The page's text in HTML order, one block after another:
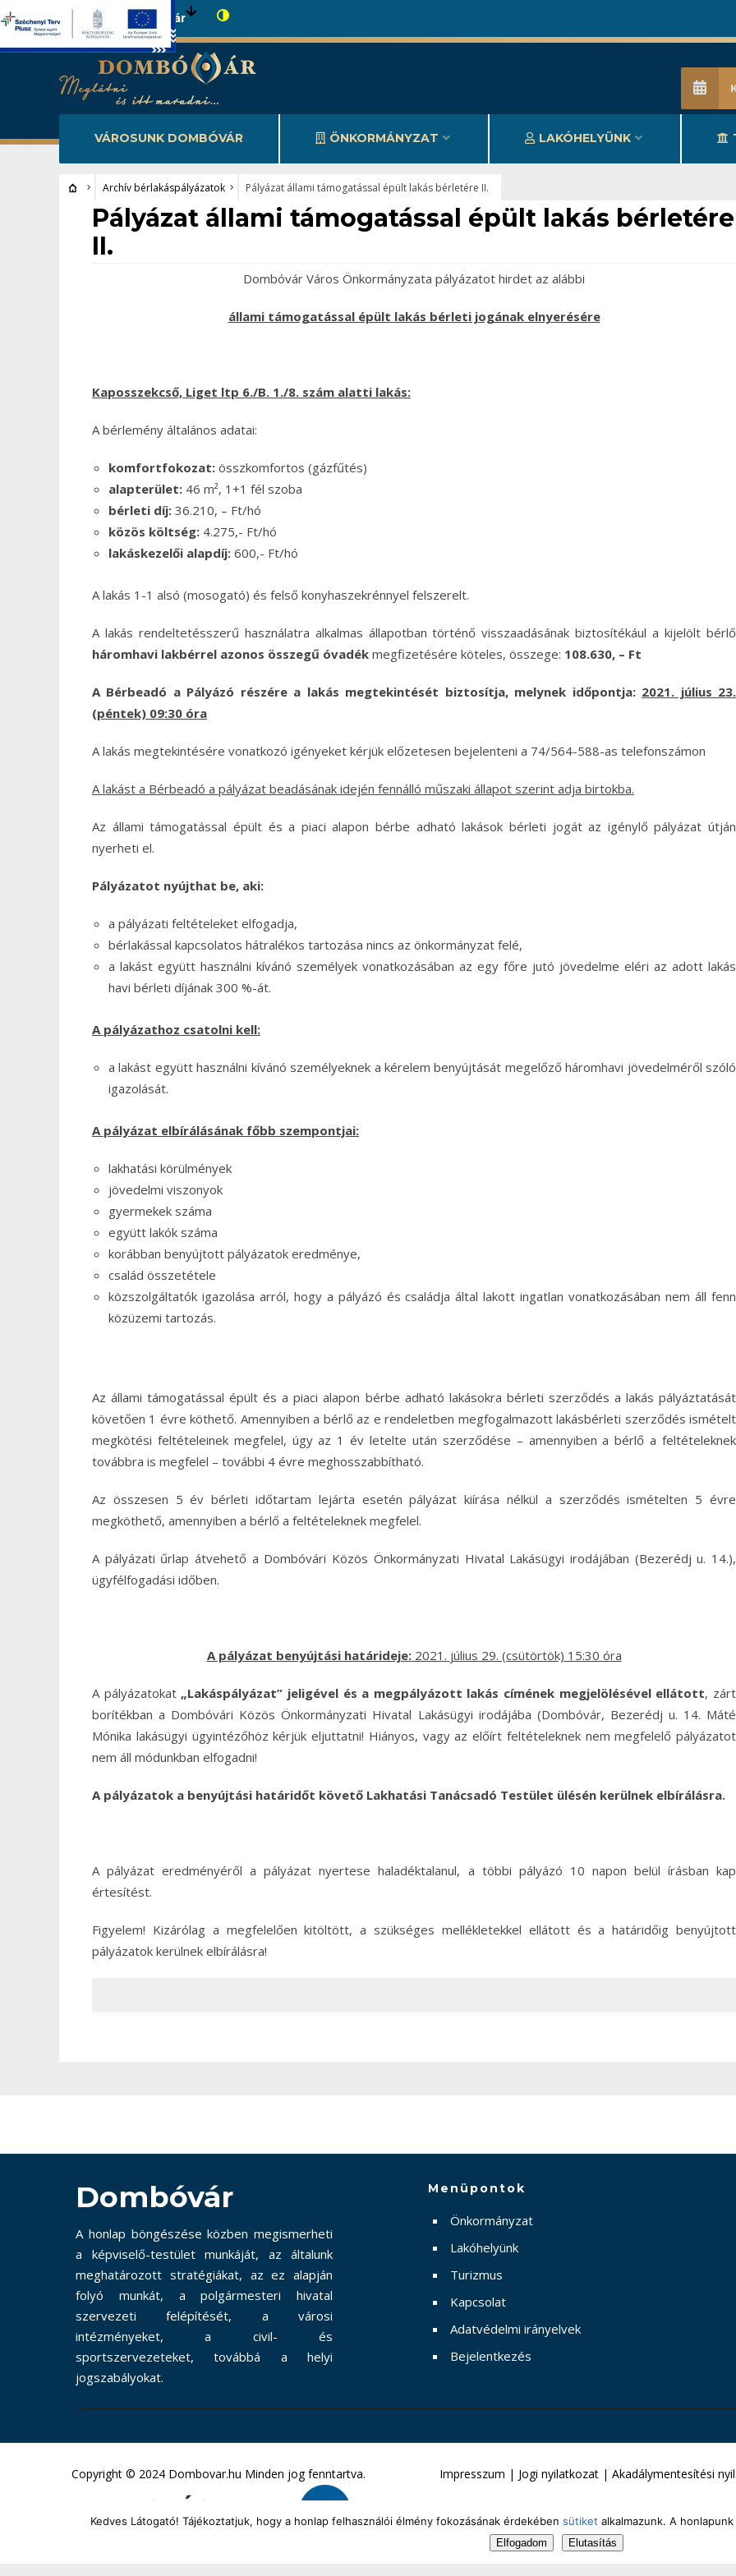
Városunk Dombóvár
VÁROSUNK DOMBÓVÁR ÖNKORMÁNYZAT LAKÓHELYÜNK
Archív bérlakáspályázatok Pályázat állami támogatással épült lakás bérletére II.
Archív bérlakáspályázatok
Pályázat állami támogatással épült lakás bérletére
II.
Dombóvár Város Önkormányzata pályázatot hirdet az alábbi
állami támogatással épült lakás bérleti jogának elnyerésére
Kaposszekcső, Liget ltp 6./B. 1./8. szám alatti lakás:
A bérlemény általános adatai:
komfortfokozat: összkomfortos (gázfűtés)
alapterület: 46 m², 1+1 fél szoba
bérleti díj: 36.210, – Ft/hó
közös költség: 4.275,- Ft/hó
lakáskezelői alapdíj: 600,- Ft/hó
A lakás 1-1 alsó (mosogató) és felső konyhaszekrénnyel felszerelt.
A lakás rendeltetésszerű használatra alkalmas állapotban történő visszaadásának biztosítékául a kijelölt bérlő
háromhavi lakbérrel azonos összegű óvadék megfizetésére köteles, összege: 108.630, – Ft
A Bérbeadó a Pályázó részére a lakás megtekintését biztosítja, melynek időpontja: 2021. július 23.
(péntek) 09:30 óra
A lakás megtekintésére vonatkozó igényeket kérjük előzetesen bejelenteni a 74/564-588-as telefonszámon
A lakást a Bérbeadó a pályázat beadásának idején fennálló műszaki állapot szerint adja birtokba.
Az állami támogatással épült és a piaci alapon bérbe adható lakások bérleti jogát az igénylő pályázat útján
nyerheti el.
Pályázatot nyújthat be, aki:
a pályázati feltételeket elfogadja,
bérlakással kapcsolatos hátralékos tartozása nincs az önkormányzat felé,
a lakást együtt használni kívánó személyek vonatkozásában az egy főre jutó jövedelme eléri az adott lakás
havi bérleti díjának 300 %-át.
A pályázathoz csatolni kell:
a lakást együtt használni kívánó személyeknek a kérelem benyújtását megelőző háromhavi jövedelméről szóló
igazolását.
A pályázat elbírálásának főbb szempontjai:
lakhatási körülmények
jövedelmi viszonyok
gyermekek száma
együtt lakók száma
korábban benyújtott pályázatok eredménye,
család összetétele
közszolgáltatók igazolása arról, hogy a pályázó és családja által lakott ingatlan vonatkozásában nem áll fenn
közüzemi tartozás.
Az állami támogatással épült és a piaci alapon bérbe adható lakásokra bérleti szerződés a lakás pályáztatását
követően 1 évre köthető. Amennyiben a bérlő az e rendeletben megfogalmazott lakásbérleti szerződés ismételt
megkötési feltételeinek megfelel, úgy az 1 év letelte után szerződése – amennyiben a bérlő a feltételeknek
továbbra is megfelel – további 4 évre meghosszabbítható.
Az összesen 5 év bérleti időtartam lejárta esetén pályázat kiírása nélkül a szerződés ismételten 5 évre
megköthető, amennyiben a bérlő a feltételeknek megfelel.
A pályázati űrlap átvehető a Dombóvári Közös Önkormányzati Hivatal Lakásügyi irodájában (Bezerédj u. 14.),
ügyfélfogadási időben.
A pályázat benyújtási határideje:2021. július 29. (csütörtök) 15:30 óra
A pályázatokat „Lakáspályázat” jeligével és a megpályázott lakás címének megjelölésével ellátott, zárt
borítékban a Dombóvári Közös Önkormányzati Hivatal Lakásügyi irodájába (Dombóvár, Bezerédj u. 14. Máté
Mónika lakásügyi ügyintézőhöz kérjük eljuttatni! Hiányos, vagy az előírt feltételeknek nem megfelelő pályázatot
nem áll módunkban elfogadni!
A pályázatok a benyújtási határidőt követő Lakhatási Tanácsadó Testület ülésén kerülnek elbírálásra.
A pályázat eredményéről a pályázat nyertese haladéktalanul, a többi pályázó 10 napon belül írásban kap
értesítést.
Figyelem! Kizárólag a megfelelően kitöltött, a szükséges mellékletekkel ellátott és a határidőig benyújtott
pályázatok kerülnek elbírálásra!
Dombóvár
A honlap böngészése közben megismerheti
a képviselő-testület munkáját, az általunk
meghatározott stratégiákat, az ez alapján
folyó munkát, a polgármesteri hivatal
szervezeti felépítését, a városi
intézményeket, a civil- és
sportszervezeteket, továbbá a helyi
jogszabályokat.
Menüpontok
Önkormányzat
Lakóhelyünk
Turizmus
Kapcsolat
Adatvédelmi irányelvek
Bejelentkezés
Copyright © 2024 Dombovar.hu Minden jog fenntartva. Impresszum | Jogi nyilatkozat | Akadálymentesítési
Kedves Látogató! Tájékoztatjuk, hogy a honlap felhasználói élmény fokozásának érdekében sütiket alkalmazunk. A
Elfogadom Elutasítás